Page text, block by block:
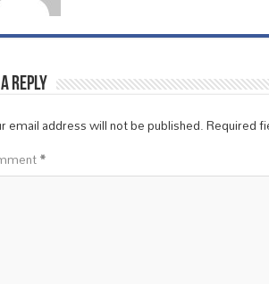
Reply
email address will not be published.Required
*